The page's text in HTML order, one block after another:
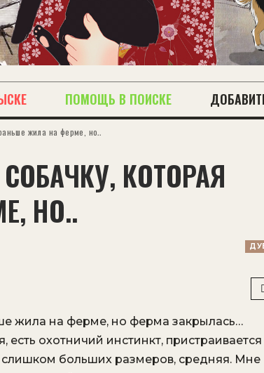
ПОМОЩЬ В ПОИСКЕ
жила на ферме, но..
КОТОРАЯ
НО..
жила на ферме, но ферма закрылась…
есть охотничий инстинкт, пристраивается
больших размеров, средняя. Мне